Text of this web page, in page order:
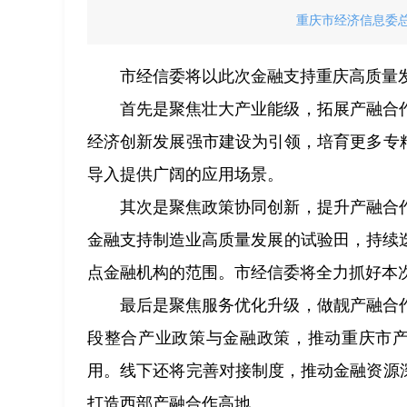
重庆市经济信息委
市经信委将以此次金融支持重庆高质
首先是聚焦壮大产业能级，拓展产融
经济创新发展强市建设为引领，培育更多
导入提供广阔的应用场景。
其次是聚焦政策协同创新，提升产融
金融支持制造业高质量发展的试验田，持
点金融机构的范围。市经信委将全力抓好
最后是聚焦服务优化升级，做靓产融
段整合产业政策与金融政策，推动重庆市
用。线下还将完善对接制度，推动金融资
打造西部产融合作高地。